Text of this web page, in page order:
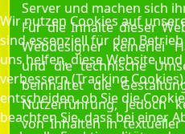
Server und machen sich
Für die Inhalte dieser
Webdesigner keinerlei
und die technische
beinhaltetdie
Nutzerführung,jedoch
von Inhalten in
Wir nutzen Cookies auf
sind essenziell für den
uns helfen, diese Website
verbessern (Tracking
entscheiden, ob Sie die
beachten Sie, dass bei einer